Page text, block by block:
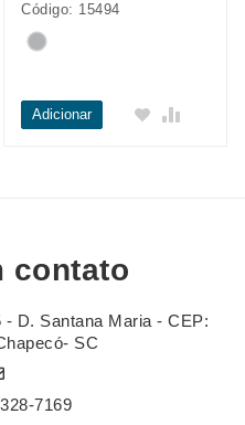
Código: 15494
Adicionar
contato
- D. Santana Maria - CEP:
SC
7169